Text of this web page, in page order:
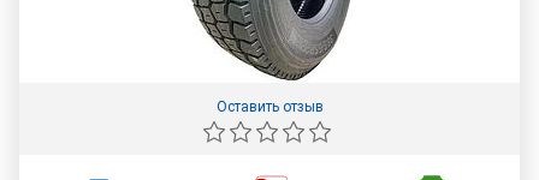
Оставить отзыв